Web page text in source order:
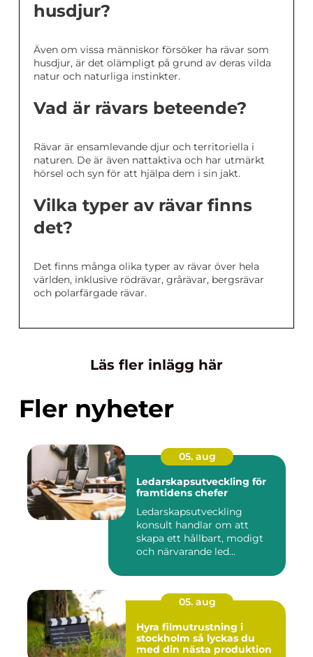
husdjur?
Även om vissa människor försöker ha rävar som
husdjur, är det olämpligt på grund av deras vilda
natur och naturliga instinkter.
Vad är rävars beteende?
Rävar är ensamlevande djur och territoriella i
naturen. De är även nattaktiva och har utmärkt
hörsel och syn för att hjälpa dem i sin jakt.
Vilka typer av rävar finns
det?
Det finns många olika typer av rävar över hela
världen, inklusive rödrävar, grårävar, bergsrävar
och polarfärgade rävar.
Läs fler inlägg här
Fler nyheter
05. aug
Ledarskapsutveckling för
framtidens chefer
Ledarskapsutveckling
konsult handlar om att
skapa ett hållbart, modigt
och närvarande led...
05. aug
Hyra filmutrustning i
stockholm så lyckas du
med din nästa produktion